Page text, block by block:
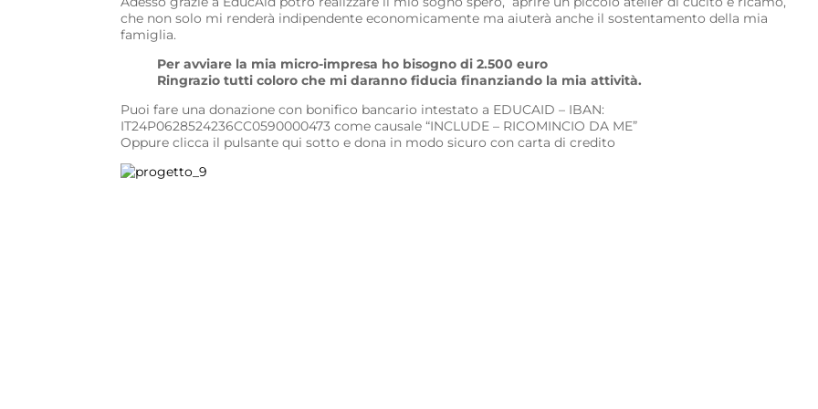
che non solo mi renderà indipendente economicamente ma aiuterà anche il sostentamento della mia
famiglia.
Per avviare la mia micro-impresa ho bisogno di 2.500 euro
Ringrazio tutti coloro che mi daranno fiducia finanziando la mia attività.
Puoi fare una donazione con bonifico bancario intestato a EDUCAID – IBAN:
IT24P0628524236CC0590000473 come causale “INCLUDE – RICOMINCIO DA ME”
Oppure clicca il pulsante qui sotto e dona in modo sicuro con carta di credito